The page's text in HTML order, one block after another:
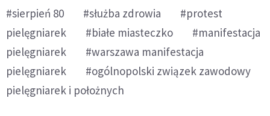
#sierpień 80 #służba zdrowia
#protest
pielęgniarek
#białe miasteczko
#manifestacja
pielęgniarek
#warszawa manifestacja
pielęgniarek
#ogólnopolski związek zawodowy
pielęgniarek i położnych